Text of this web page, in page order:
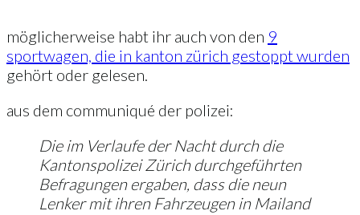
möglicherweise habt ihr auch von den 9
sportwagen, die in kanton zürich gestoppt wurden
gehört oder gelesen.
aus dem communiqué der polizei:
Die im Verlaufe der Nacht durch die
Kantonspolizei Zürich durchgeführten
Befragungen ergaben, dass die neun
Lenker mit ihren Fahrzeugen in Mailand